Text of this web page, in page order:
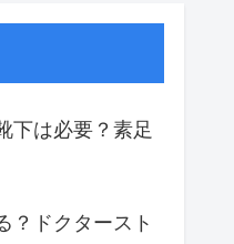
下は必要？素足
？ドクタースト